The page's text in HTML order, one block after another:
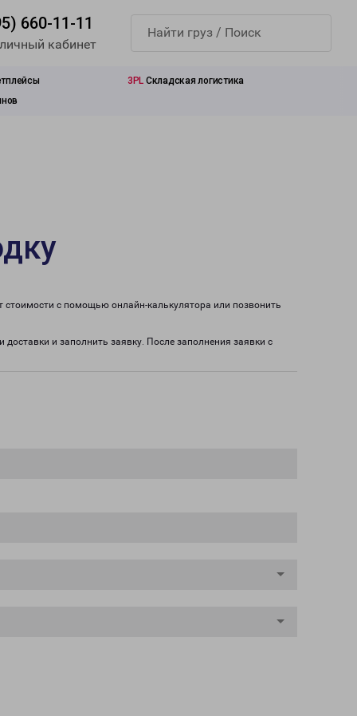
660-11-11
кабинет
3PL Складская логистика
с помощью онлайн-калькулятора или позвонить
и заполнить заявку. После заполнения заявки с